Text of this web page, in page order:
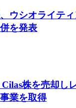
ウシオライテ
を発表
株を売却し
業を取得